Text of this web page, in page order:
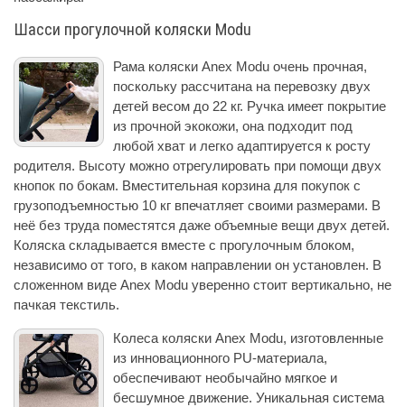
Шасси прогулочной коляски Modu
Рама коляски Anex Modu очень прочная,
поскольку рассчитана на перевозку двух
детей весом до 22 кг. Ручка имеет покрытие
из прочной экокожи, она подходит под
любой хват и легко адаптируется к росту
родителя. Высоту можно отрегулировать при помощи двух
кнопок по бокам. Вместительная корзина для покупок с
грузоподъемностью 10 кг впечатляет своими размерами. В
неё без труда поместятся даже объемные вещи двух детей.
Коляска складывается вместе с прогулочным блоком,
независимо от того, в каком направлении он установлен. В
сложенном виде Anex Modu уверенно стоит вертикально, не
пачкая текстиль.
Колеса коляски Anex Modu, изготовленные
из инновационного PU-материала,
обеспечивают необычайно мягкое и
бесшумное движение. Уникальная система